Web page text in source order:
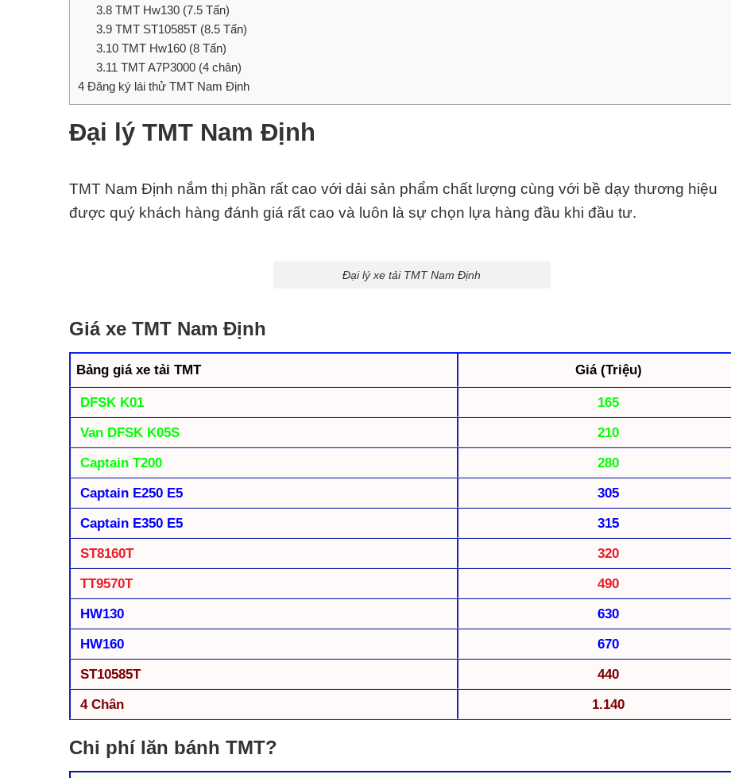
3.8TMT Hw130 (7.5 Tấn)
3.9TMT ST10585T (8.5 Tấn)
3.10TMT Hw160 (8 Tấn)
3.11 TMT A7P3000 (4 chân)
4 Đăng ký lái thử TMT Nam Định
Đại lý TMT Nam Định
TMT Nam Định nắm thị phần rất cao với dải sản phẩm chất lượng cùng với bề dạy thương hiệu
được quý khách hàng đánh giá rất cao và luôn là sự chọn lựa hàng đầu khi đầu tư.
Đại lý xe tải TMT Nam Định
Giá xe TMT Nam Định
Bảng giá xe tải TMT Giá (Triệu)
DFSK K01
165
Van DFSK K05S
210
Captain T200
280
Captain E250 E5
305
Captain E350 E5
315
ST8160T
320
TT9570T
490
HW130
630
HW160
670
ST10585T
440
4 Chân
1.140
Chi phí lăn bánh TMT?